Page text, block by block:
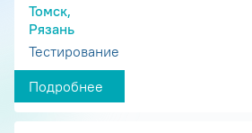
Томск,
Рязань
Тестирование
Подробнее